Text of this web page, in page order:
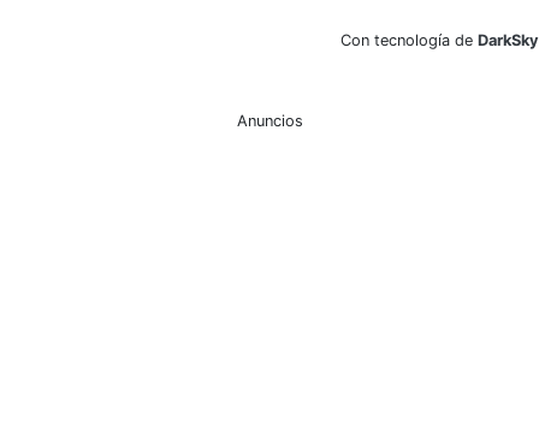
Con tecnología de DarkSky
Anuncios